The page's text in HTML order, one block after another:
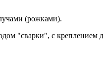
(рожками).
"сварки", с